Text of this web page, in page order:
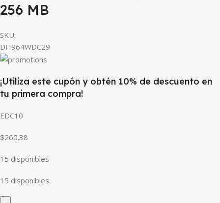
256 MB
SKU:
DH964WDC29
¡Utiliza este cupón y obtén 10% de descuento en
tu primera compra!
EDC10
$260.38
15 disponibles
15 disponibles